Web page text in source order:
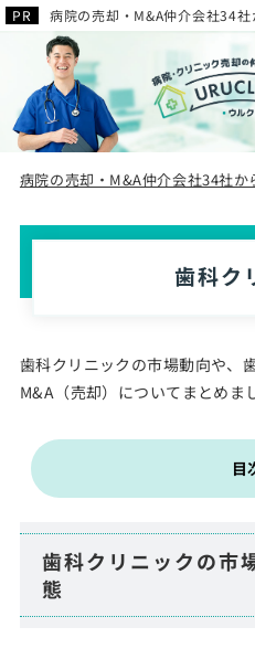
病院の売却・M&A仲介会社34社
病院の売却・M&A仲介会社34社か
歯科ク
歯科クリニックの市場動向や、
M&A（売却）についてまとめま
目
歯科クリニックの市
態